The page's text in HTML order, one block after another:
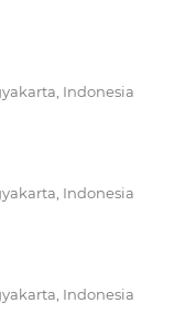
Indonesia
Indonesia
Indonesia